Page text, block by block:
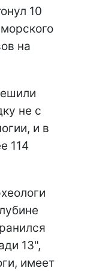
10
на
не с
и в
114
13",
имеет